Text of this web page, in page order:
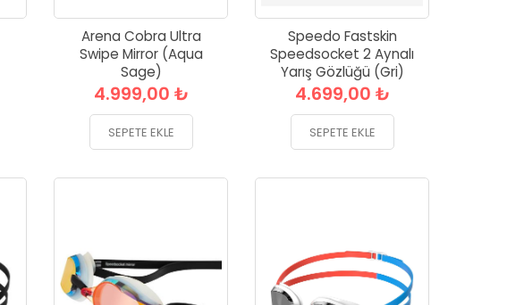
Arena Cobra Ultra
Swipe Mirror (Aqua
Sage)
4.999,00 ₺
SEPETE EKLE
Speedo Fastskin
Speedsocket 2 Aynalı
Yarış Gözlüğü (Gri)
4.699,00 ₺
SEPETE EKLE